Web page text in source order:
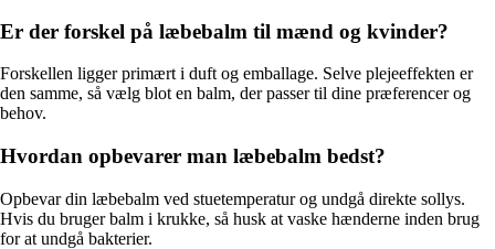
Er der forskel på læbebalm til mænd og kvinder?
Forskellen ligger primært i duft og emballage. Selve plejeeffekten er
den samme, så vælg blot en balm, der passer til dine præferencer og
behov.
Hvordan opbevarer man læbebalm bedst?
Opbevar din læbebalm ved stuetemperatur og undgå direkte sollys.
Hvis du bruger balm i krukke, så husk at vaske hænderne inden brug
for at undgå bakterier.